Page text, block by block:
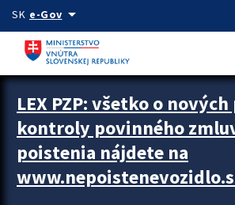
Preskocit na hlavný obsah
SK e-Govarrow_drop_down
Zastavit automatický posun upútavok
LEX PZP: všetko o
kontroly povinného
poistenia nájdete na